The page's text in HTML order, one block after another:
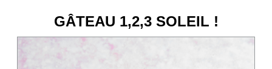
GÂTEAU 1,2,3 SOLEIL !